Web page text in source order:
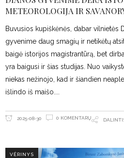
METEOROLOGIJA IR
Buvusios kupiškėnės, dabar vilnietės
gyvenime daug smagių ir netikėtų
baigė istorijos magistrantūrą, bet
yra baigusi ir šias studijas. Nuo
niekas nežinojo, kad ir šiandien
išlindo iš maišo.
2025-08-30 0 KOMENTARŲ
VĖRINYS